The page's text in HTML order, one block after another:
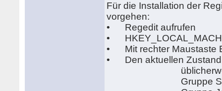
"VolumeID"="{1EA414D1-6760-
"Type"=dword:00000001
Für die Installation der
vorgehen:
• Regedit aufrufen
•
• Mit rechter Maustaste
• Den aktuellen Zustand
üblicherweise
Gruppe System >